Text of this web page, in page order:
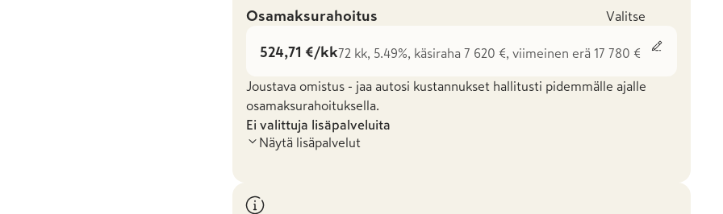
Osamaksurahoitus Valitse
524,71 €/kk72 kk, 5.49%, käsiraha 7 620 €, viimeinen erä 17 780 €
Joustava omistus - jaa autosi kustannukset hallitusti pidemmälle ajalle
osamaksurahoituksella.
Ei valittuja lisäpalveluita
Näytä lisäpalvelut